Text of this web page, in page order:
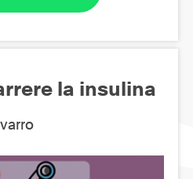
la insulina